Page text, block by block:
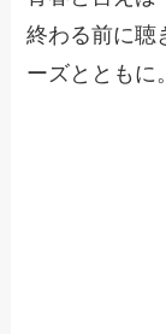
終わる前に聴
ーズとともに。